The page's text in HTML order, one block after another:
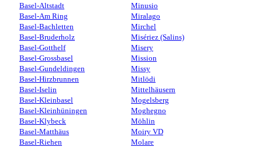
Basel-Altstadt
Basel-Am Ring
Basel-Bachletten
Basel-Bruderholz
Basel-Gotthelf
Basel-Grossbasel
Basel-Gundeldingen
Basel-Hirzbrunnen
Basel-Iselin
Basel-Kleinbasel
Basel-Kleinhüningen
Basel-Klybeck
Basel-Matthäus
Basel-Riehen
Minusio
Miralago
Mirchel
Misériez (Salins)
Misery
Mission
Missy
Mitlödi
Mittelhäusern
Mogelsberg
Moghegno
Möhlin
Moiry VD
Molare